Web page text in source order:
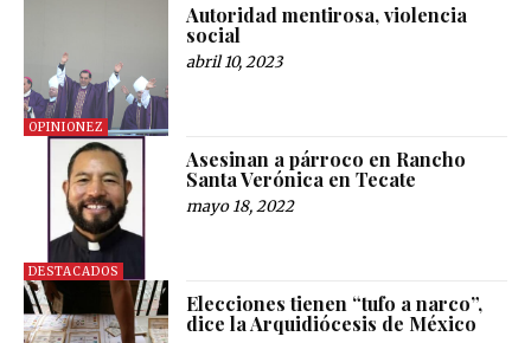
OPINIONEZ
Autoridad mentirosa, violencia
social
abril 10, 2023
DESTACADOS
Asesinan a párroco en Rancho
Santa Verónica en Tecate
mayo 18, 2022
Elecciones tienen “tufo a narco”,
dice la Arquidiócesis de México